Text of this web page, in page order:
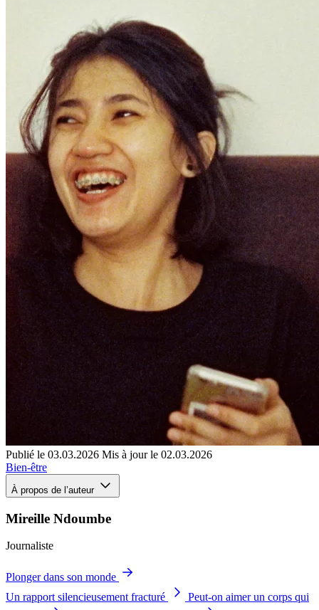
Publié le 03.03.2026 Mis à jour le 02.03.2026
Bien-être
À propos de l’auteur
Mireille Ndoumbe
Journaliste
Plonger dans son monde
Un rapport silencieusement fracturé
Peut-on aimer un corps qui